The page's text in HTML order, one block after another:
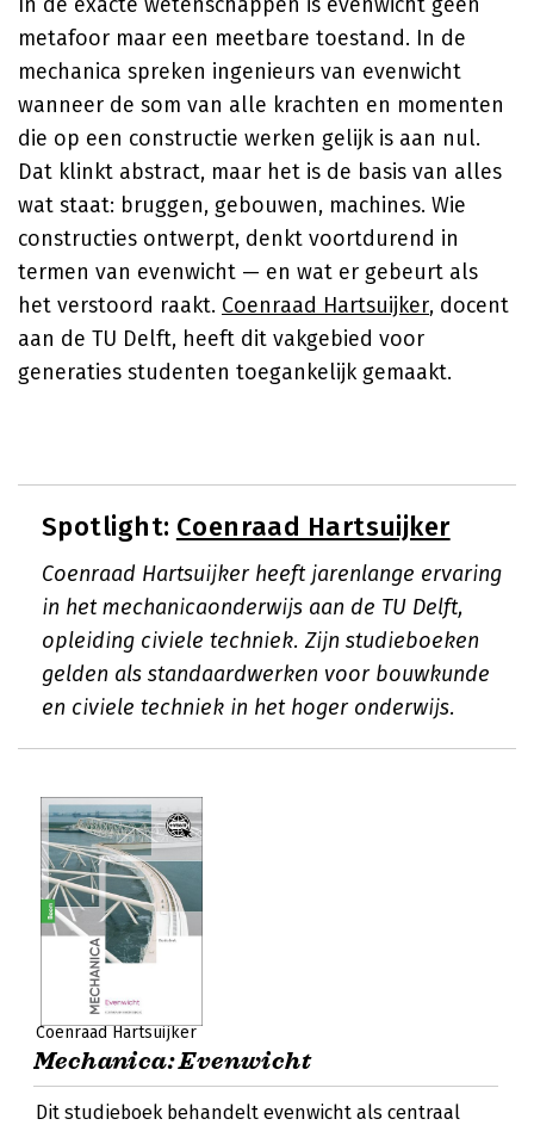
metafoor maar een meetbare toestand. In de
mechanica spreken ingenieurs van evenwicht
wanneer de som van alle krachten en momenten
die op een constructie werken gelijk is aan nul.
Dat klinkt abstract, maar het is de basis van alles
wat staat: bruggen, gebouwen, machines. Wie
constructies ontwerpt, denkt voortdurend in
termen van evenwicht — en wat er gebeurt als
het verstoord raakt. Coenraad Hartsuijker, docent
aan de TU Delft, heeft dit vakgebied voor
generaties studenten toegankelijk gemaakt.
Spotlight: Coenraad Hartsuijker
Coenraad Hartsuijker heeft jarenlange ervaring
in het mechanicaonderwijs aan de TU Delft,
opleiding civiele techniek. Zijn studieboeken
gelden als standaardwerken voor bouwkunde
en civiele techniek in het hoger onderwijs.
Coenraad Hartsuijker
Mechanica: Evenwicht
Dit studieboek behandelt evenwicht als centraal